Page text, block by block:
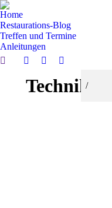
Home
Restaurations-Blog
Treffen und Termine
Anleitungen
Search:
Facebook
page
opens
YouTube
page
opens
Instagram
page
opens
Technik